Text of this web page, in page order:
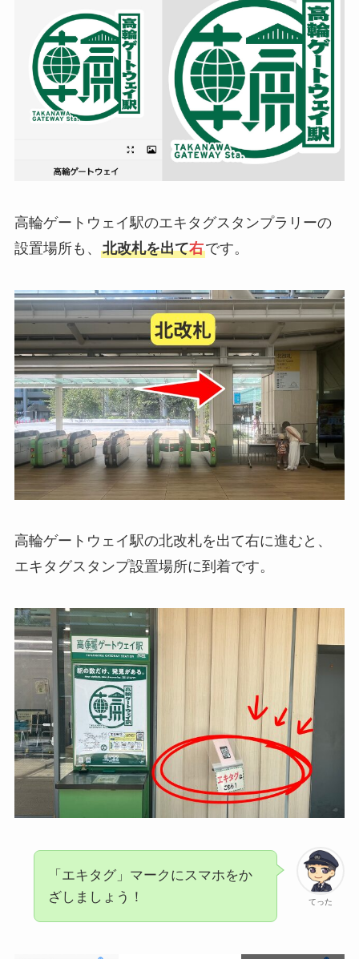
高輪ゲートウェイ駅のエキタグスタンプラリーの
設置場所も、 北改札を出て右です。
高輪ゲートウェイ駅の北改札を出て右に進むと、
エキタグスタンプ設置場所に到着です。
てった
「エキタグ」マークにスマホをか
ざしましょう！